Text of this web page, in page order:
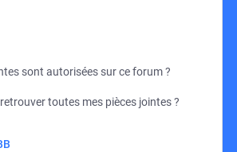
sont autorisées sur ce forum ?
toutes mes pièces jointes ?